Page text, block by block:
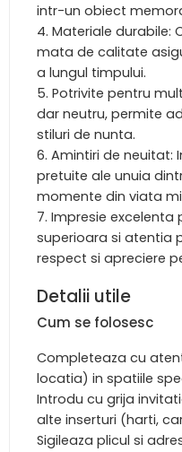
intr-un obiect
Materiale durabile:
mata de calitate
a lungul timpului.
Potrivite pentru
dar neutru, permite
stiluri de nunta.
Amintiri de neuitat:
pretuite ale unuia
momente din viata
Impresie excelenta
superioara si atentia
respect si apreciere
Detalii utile
Cum se folosesc
Completeaza cu
locatia) in spatiile
Introdu cu grija
alte inserturi (harti,
Sigileaza plicul si